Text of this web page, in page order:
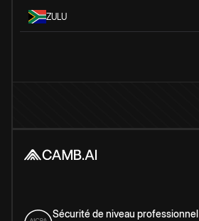
ZULU
Sécurité de niveau professionnel